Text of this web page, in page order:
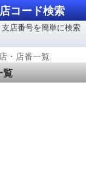
コード検索
店番号を簡単に検索
・店番一覧
覧